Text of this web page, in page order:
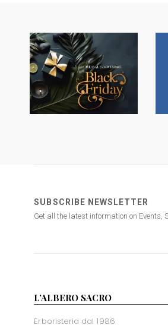
SUBSCRIBE NEWSLETTER
Get all the latest information on Events,
L’ALBERO SACRO
Erboristeria dal 1986